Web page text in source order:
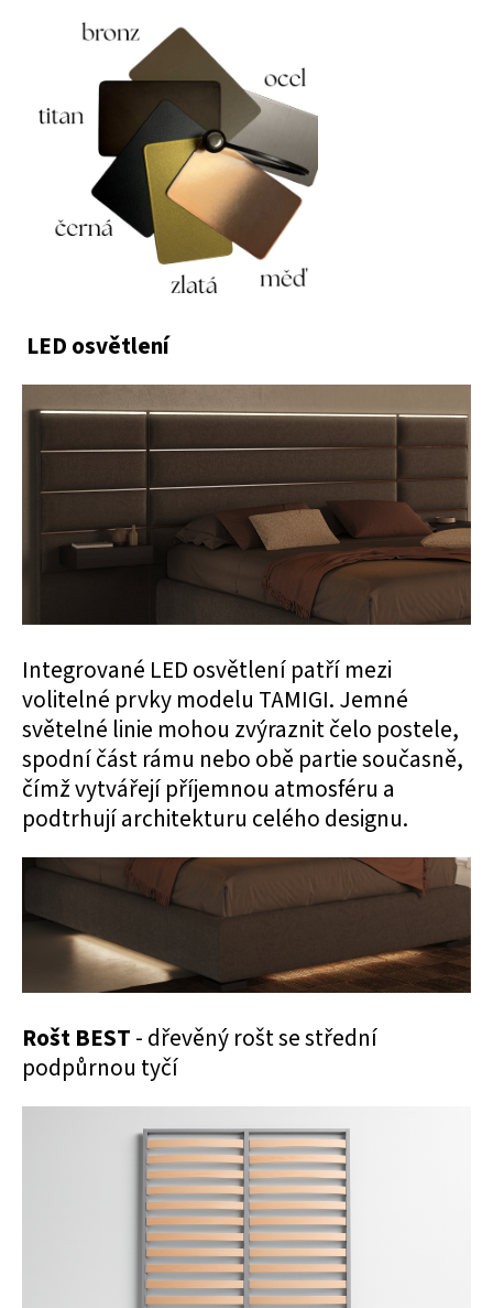
LED osvětlení
Integrované LED osvětlení patří mezi
volitelné prvky modelu TAMIGI. Jemné
světelné linie mohou zvýraznit čelo postele,
spodní část rámu nebo obě partie současně,
čímž vytvářejí příjemnou atmosféru a
podtrhují architekturu celého designu.
Rošt BEST- dřevěný rošt se střední
podpůrnou tyčí